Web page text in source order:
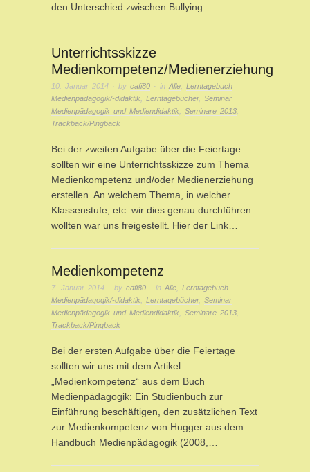
den Unterschied zwischen Bullying…
Unterrichtsskizze
Medienkompetenz/Medienerziehung
10. Januar 2014 · by cafi80 · in Alle
Lerntagebuch
Medienpädagogik/-didaktik
Lerntagebücher, Seminar
Medienpädagogik und Mediendidaktik
Seminare 2013
Trackback/Pingback
Bei der zweiten Aufgabe über die Feiertage
sollten wir eine Unterrichtsskizze zum Thema
Medienkompetenz und/oder Medienerziehung
erstellen. An welchem Thema, in welcher
Klassenstufe, etc. wir dies genau durchführen
wollten war uns freigestellt. Hier der Link…
Medienkompetenz
7. Januar 2014 · by cafi80 · in Alle
Lerntagebuch
Medienpädagogik/-didaktik
Lerntagebücher, Seminar
Medienpädagogik und Mediendidaktik
Seminare 2013
Trackback/Pingback
Bei der ersten Aufgabe über die Feiertage
sollten wir uns mit dem Artikel
„Medienkompetenz“ aus dem Buch
Medienpädagogik: Ein Studienbuch zur
Einführung beschäftigen, den zusätzlichen Text
zur Medienkompetenz von Hugger aus dem
Handbuch Medienpädagogik (2008,…